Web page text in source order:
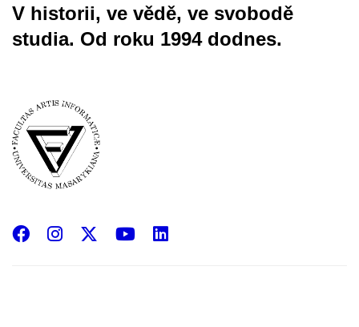
V historii, ve vědě, ve svobodě
studia. Od roku 1994 dodnes.
Facebook
InstagramYouTube